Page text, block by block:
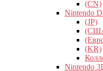
(CN)
Nintendo
(JP)
(KR)
Nintendo